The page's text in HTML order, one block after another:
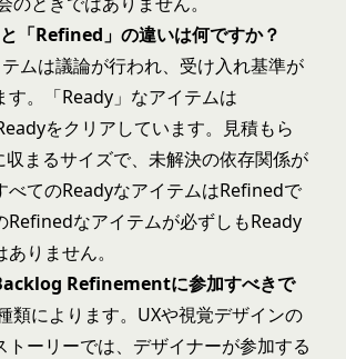
「Refined」の違いは何ですか？
ムは議論が行われ、受け入れ基準が
す。「Ready」なアイテムは
をクリアしています。見積もら
まるサイズで、未解決の依存関係が
べてのReadyなアイテムはRefinedで
Refinedなアイテムが必ずしもReady
りません。
Refinementに参加すべきで
類によります。UXや視覚デザインの
トーリーでは、デザイナーが参加する